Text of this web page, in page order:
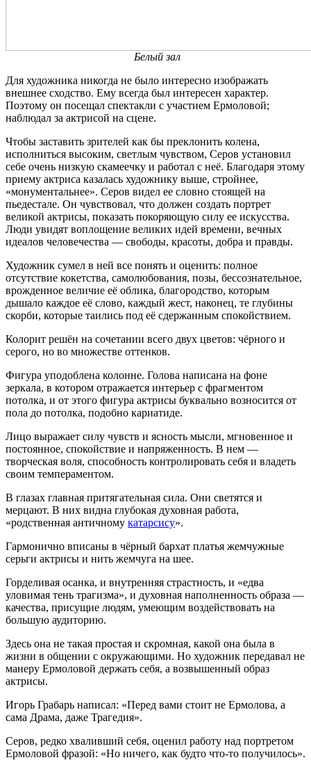
Белый зал
Для художника никогда не было интересно изображать
внешнее сходство. Ему всегда был интересен характер.
Поэтому он посещал спектакли с участием Ермоловой;
наблюдал за актрисой на сцене.
Чтобы заставить зрителей как бы преклонить колена,
исполниться высоким, светлым чувством, Серов установил
себе очень низкую скамеечку и работал с неё. Благодаря этому
приему актриса казалась художнику выше, стройнее,
«монументальнее». Серов видел ее словно стоящей на
пьедестале. Он чувствовал, что должен создать портрет
великой актрисы, показать покоряющую силу ее искусства.
Люди увидят воплощение великих идей времени, вечных
идеалов человечества — свободы, красоты, добра и правды.
Художник сумел в ней все понять и оценить: полное
отсутствие кокетства, самолюбования, позы, бессознательное,
врожденное величие её облика, благородство, которым
дышало каждое её слово, каждый жест, наконец, те глубины
скорби, которые таились под её сдержанным спокойствием.
Колорит решён на сочетании всего двух цветов: чёрного и
серого, но во множестве оттенков.
Фигура уподоблена колонне. Голова написана на фоне
зеркала, в котором отражается интерьер с фрагментом
потолка, и от этого фигура актрисы буквально возносится от
пола до потолка, подобно кариатиде.
Лицо выражает силу чувств и ясность мысли, мгновенное и
постоянное, спокойствие и напряженность. В нем —
творческая воля, способность контролировать себя и владеть
своим темпераментом.
В глазах главная притягательная сила. Они светятся и
мерцают. В них видна глубокая духовная работа,
«родственная античному катарсису».
Гармонично вписаны в чёрный бархат платья жемчужные
серьги актрисы и нить жемчуга на шее.
Горделивая осанка, и внутренняя страстность, и «едва
уловимая тень трагизма», и духовная наполненность образа —
качества, присущие людям, умеющим воздействовать на
большую аудиторию.
Здесь она не такая простая и скромная, какой она была в
жизни в общении с окружающими. Но художник передавал не
манеру Ермоловой держать себя, а возвышенный образ
актрисы.
Игорь Грабарь написал: «Перед вами стоит не Ермолова, а
сама Драма, даже Трагедия».
Серов, редко хваливший себя, оценил работу над портретом
Ермоловой фразой: «Но ничего, как будто что-то получилось».